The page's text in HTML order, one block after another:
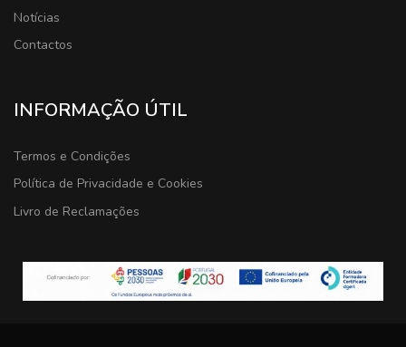
Notícias
Contactos
INFORMAÇÃO ÚTIL
Termos e Condições
Política de Privacidade e Cookies
Livro de Reclamações